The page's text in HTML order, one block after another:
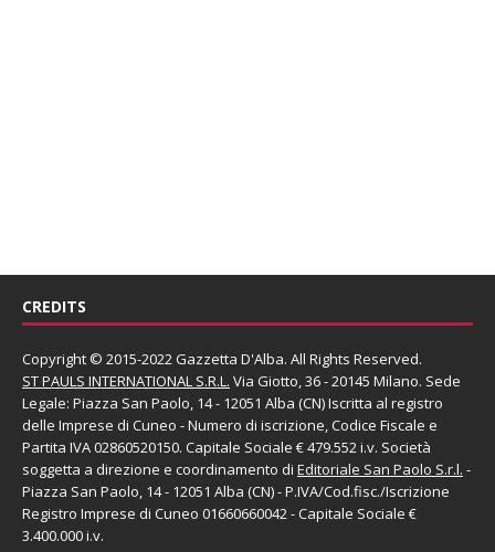
CREDITS
Copyright © 2015-2022 Gazzetta D'Alba. All Rights Reserved.
ST PAULS INTERNATIONAL S.R.L. Via Giotto, 36 - 20145 Milano. Sede
Legale: Piazza San Paolo, 14 - 12051 Alba (CN) Iscritta al registro
delle Imprese di Cuneo - Numero di iscrizione, Codice Fiscale e
Partita IVA 02860520150. Capitale Sociale € 479.552 i.v. Società
soggetta a direzione e coordinamento di Editoriale San Paolo S.r.l. -
Piazza San Paolo, 14 - 12051 Alba (CN) - P.IVA/Cod.fisc./Iscrizione
Registro Imprese di Cuneo 01660660042 - Capitale Sociale €
3.400.000 i.v.